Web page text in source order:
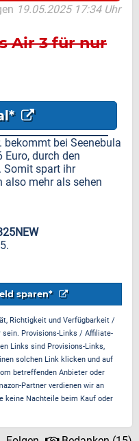
19.05.2025 17:34 Uhr
Air 3 für nur
bekommt bei Seenebula
Euro, durch den
Somit spart ihr
also mehr als sehen
sparen*
Richtigkeit und Verfügbarkeit /
sein. Provisions-Links / Affiliate-
Links sind Provisions-Links,
solchen Link klicken und auf
betreffenden Anbieter oder
Partner verdienen wir an
keine Nachteile beim Kauf oder